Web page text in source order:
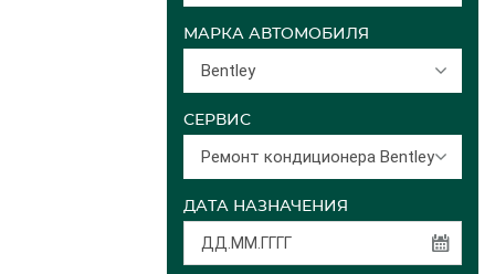
МАРКА АВТОМОБИЛЯ
Bentley
СЕРВИС
Ремонт кондиционера Bentley
ДАТА НАЗНАЧЕНИЯ